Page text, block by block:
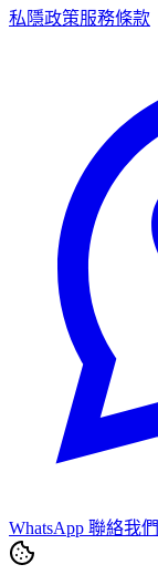
私隱政策服務條款
WhatsApp 聯絡我們